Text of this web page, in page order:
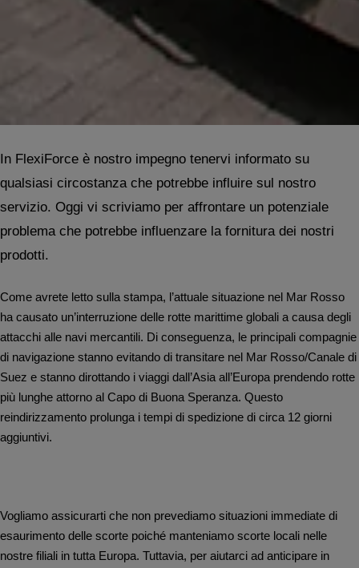
In FlexiForce è nostro impegno tenervi informato su
qualsiasi circostanza che potrebbe influire sul nostro
servizio. Oggi vi scriviamo per affrontare un potenziale
problema che potrebbe influenzare la fornitura dei nostri
prodotti.
Come avrete letto sulla stampa, l’attuale situazione nel Mar Rosso
ha causato un’interruzione delle rotte marittime globali a causa degli
attacchi alle navi mercantili. Di conseguenza, le principali compagnie
di navigazione stanno evitando di transitare nel Mar Rosso/Canale di
Suez e stanno dirottando i viaggi dall’Asia all’Europa prendendo rotte
più lunghe attorno al Capo di Buona Speranza. Questo
reindirizzamento prolunga i tempi di spedizione di circa 12 giorni
aggiuntivi.
Vogliamo assicurarti che non prevediamo situazioni immediate di
esaurimento delle scorte poiché manteniamo scorte locali nelle
nostre filiali in tutta Europa. Tuttavia, per aiutarci ad anticipare in